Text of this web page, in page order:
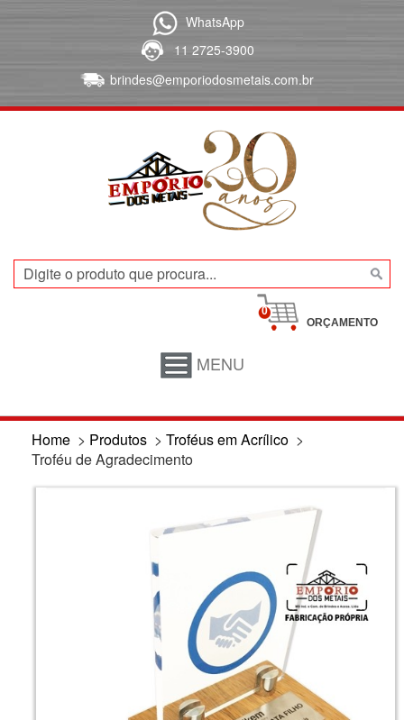
WhatsApp
11 2725-3900
brindes@emporiodosmetais.com.br
0
ORÇAMENTO
MENU
Home > Produtos > Troféus em Acrílico >
Troféu de Agradecimento